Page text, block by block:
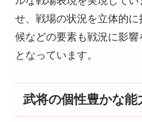
せ、戦場の状況を立体的
候などの要素も戦況に影
となっています。
武将の個性豊かな能